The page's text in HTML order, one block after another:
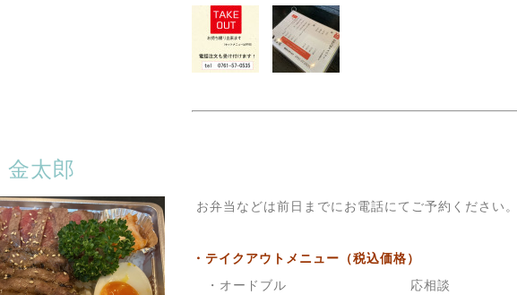
太郎
お弁当などは前日までにお電話にてご予約ください。
・テイクアウトメニュー（税込価格）
・オードブル
応相談